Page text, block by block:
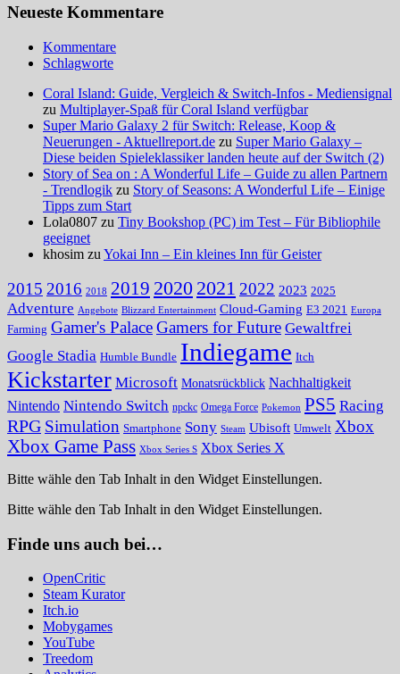
Neueste Kommentare
Kommentare
Schlagworte
Coral Island: Guide, Vergleich & Switch-Infos - Mediensignal
zu Multiplayer-Spaß für Coral Island verfügbar
Super Mario Galaxy 2 für Switch: Release, Koop &
Neuerungen - Aktuellreport.de zu Super Mario Galaxy –
Diese beiden Spieleklassiker landen heute auf der Switch (2)
Story of Sea on : A Wonderful Life – Guide zu allen Partnern
- Trendlogik zu Story of Seasons: A Wonderful Life – Einige
Tipps zum Start
Lola0807 zu Tiny Bookshop (PC) im Test – Für Bibliophile
geeignet
khosim zu Yokai Inn – Ein kleines Inn für Geister
2015 2016 2018 2019 2020 2021 2022 2023 2025
Adventure Angebote Blizzard Entertainment Cloud-Gaming E3 2021 Europa
Farming Gamer's PalaceGamers for Future Gewaltfrei
Google Stadia Humble Bundle Indiegame Itch
Kickstarter Microsoft Monatsrückblick Nachhaltigkeit
Nintendo Nintendo Switch npckc Omega Force Pokemon PS5 Racing
RPG Simulation Smartphone Sony Steam Ubisoft Umwelt Xbox
Xbox Game Pass Xbox Series S Xbox Series X
Bitte wähle den Tab Inhalt in den Widget Einstellungen.
Bitte wähle den Tab Inhalt in den Widget Einstellungen.
Finde uns auch bei…
OpenCritic
Steam Kurator
Itch.io
Mobygames
YouTube
Treedom